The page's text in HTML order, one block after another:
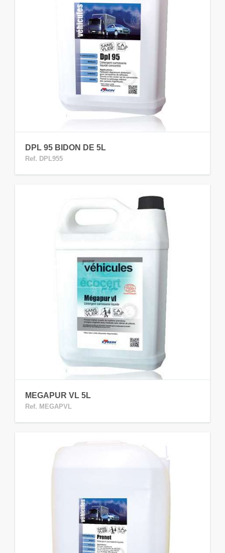
Ref. DPL955
DPL 95 BIDON DE 5L
Ref. MEGAPVL
MEGAPUR VL 5L